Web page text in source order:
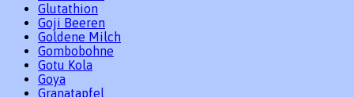
Glutathion
Goji Beeren
Goldene Milch
Gombobohne
Gotu Kola
Goya
Granatapfel